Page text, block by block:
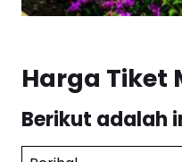
Harga Tiket
Berikut adalah